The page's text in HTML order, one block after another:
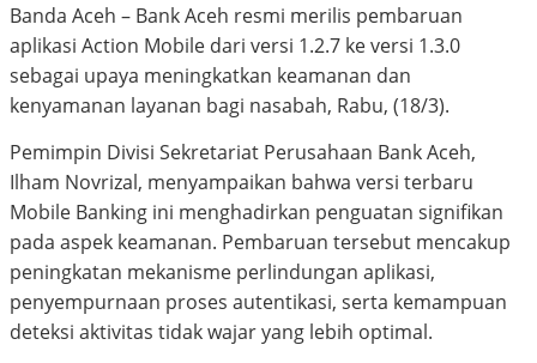
Banda Aceh – Bank Aceh resmi merilis pembaruan
aplikasi Action Mobile dari versi 1.2.7 ke versi 1.3.0
sebagai upaya meningkatkan keamanan dan
kenyamanan layanan bagi nasabah, Rabu, (18/3).
Pemimpin Divisi Sekretariat Perusahaan Bank Aceh,
Ilham Novrizal, menyampaikan bahwa versi terbaru
Mobile Banking ini menghadirkan penguatan signifikan
pada aspek keamanan. Pembaruan tersebut mencakup
peningkatan mekanisme perlindungan aplikasi,
penyempurnaan proses autentikasi, serta kemampuan
deteksi aktivitas tidak wajar yang lebih optimal.